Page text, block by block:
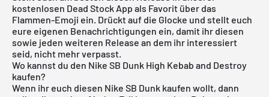
kostenlosen Dead Stock App als Favorit über das
Flammen-Emoji ein. Drückt auf die Glocke und stellt euch
eure eigenen Benachrichtigungen ein, damit ihr diesen
sowie jeden weiteren Release an dem ihr interessiert
seid, nicht mehr verpasst.
Wo kannst du den Nike SB Dunk High Kebab and Destroy
kaufen?
Wenn ihr euch diesen Nike SB Dunk kaufen wollt, dann